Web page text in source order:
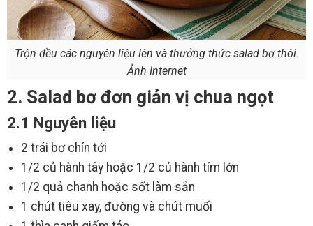
Trộn đều các nguyên liệu lên và thưởng thức salad bơ thôi.
Ảnh Internet
2. Salad bơ đơn giản vị chua ngọt
2.1 Nguyên liệu
2 trái bơ chín tới
1/2 củ hành tây hoặc 1/2 củ hành tím lớn
1/2 quả chanh hoặc sốt làm sẵn
1 chút tiêu xay, đường và chút muối